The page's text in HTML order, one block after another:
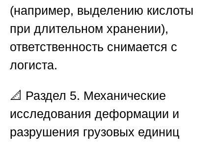
(например, выделению кислоты
при длительном хранении),
ответственность снимается с
логиста.
📐 Раздел 5. Механические
исследования деформации и
разрушения грузовых единиц